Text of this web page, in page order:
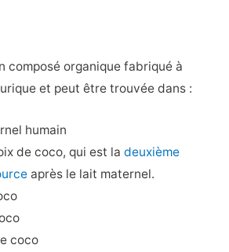
composé organique fabriqué à
et peut être trouvée dans :
humain
de coco, qui est ladeuxième
après le lait maternel.
coco